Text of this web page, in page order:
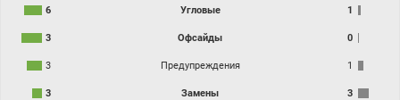
6 Угловые 1
3 Офсайды 0
3 Предупреждения 1
3 Замены 3